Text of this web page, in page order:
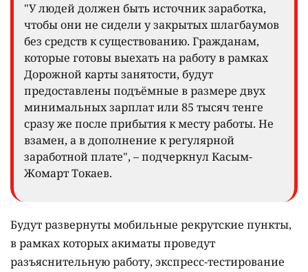
"У людей должен быть источник заработка,
чтобы они не сидели у закрытых шлагбаумов
без средств к существованию. Гражданам,
которые готовы выехать на работу в рамках
Дорожной карты занятости, будут
предоставлены подъёмные в размере двух
минимальных зарплат или 85 тысяч тенге
сразу же после прибытия к месту работы. Не
взамен, а в дополнение к регулярной
заработной плате", – подчеркнул Касым-
Жомарт Токаев.
Будут развернуты мобильные рекрутские пункты,
в рамках которых акиматы проведут
разъяснительную работу, экспресс-тестирование